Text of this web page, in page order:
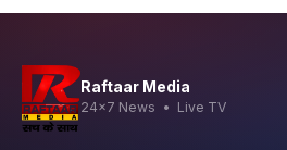
Raftaar Media
24x7 News • Live TV